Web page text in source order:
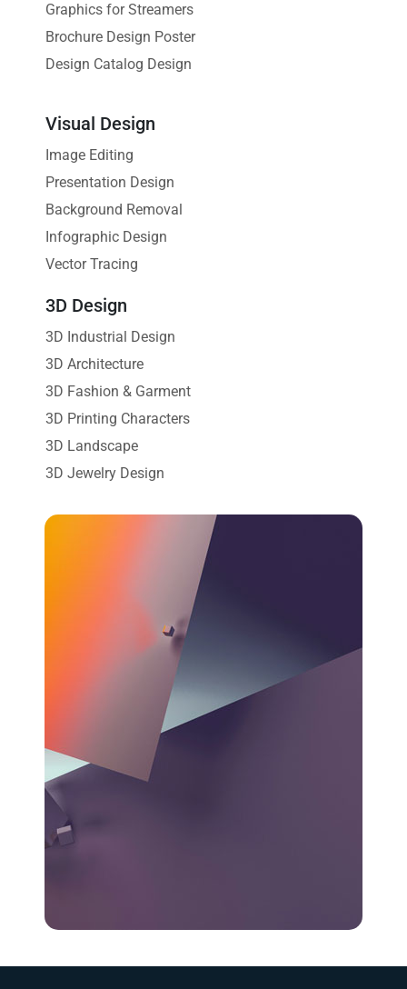
Graphics for Streamers
Brochure Design Poster
Design Catalog Design
Visual Design
Image Editing
Presentation Design
Background Removal
Infographic Design
Vector Tracing
3D Design
3D Industrial Design
3D Architecture
3D Fashion & Garment
3D Printing Characters
3D Landscape
3D Jewelry Design